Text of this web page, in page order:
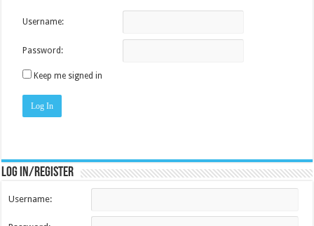
Username:
Password:
Keep me signed in
Log In
Log in/register
Username: